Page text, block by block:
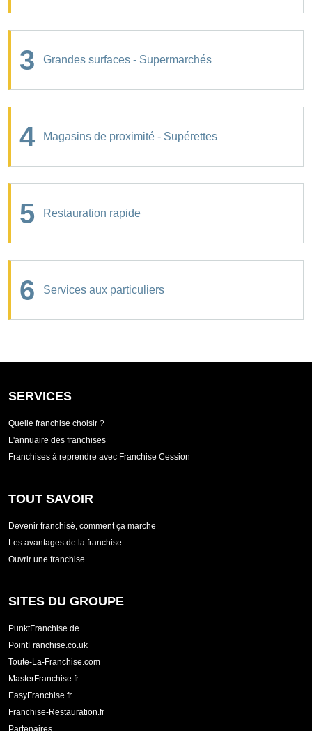
3 Grandes surfaces - Supermarchés
4 Magasins de proximité - Supérettes
5 Restauration rapide
6 Services aux particuliers
SERVICES
Quelle franchise choisir ?
L'annuaire des franchises
Franchises à reprendre avec Franchise Cession
TOUT SAVOIR
Devenir franchisé, comment ça marche
Les avantages de la franchise
Ouvrir une franchise
SITES DU GROUPE
PunktFranchise.de
PointFranchise.co.uk
Toute-La-Franchise.com
MasterFranchise.fr
EasyFranchise.fr
Franchise-Restauration.fr